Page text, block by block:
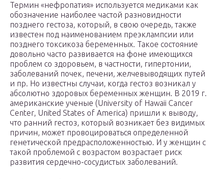
Термин «нефропатия» используется медиками как
обозначение наиболее частой разновидности
позднего гестоза, который, в свою очередь, также
известен под наименованием преэклампсии или
позднего токсикоза беременных. Такое состояние
довольно часто развивается на фоне имеющихся
проблем со здоровьем, в частности, гипертонии,
заболеваний почек, печени, желчевыводящих путей
и пр. Но известны случаи, когда гестоз возникал у
абсолютно здоровых беременных женщин. В 2019 г.
американские ученые (University of Hawaii Cancer
Center, United States of America) пришли к выводу,
что ранний гестоз, который возникает без видимых
причин, может провоцироваться определенной
генетической предрасположенностью. И у женщин с
такой проблемой с возрастом возрастает риск
развития сердечно-сосудистых заболеваний.